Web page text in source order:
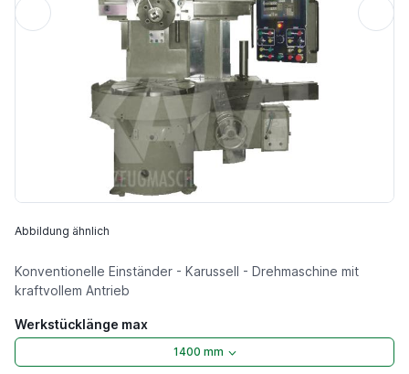
Abbildung ähnlich
Konventionelle Einständer - Karussell - Drehmaschine mit
kraftvollem Antrieb
Werkstücklänge max
1400 mm